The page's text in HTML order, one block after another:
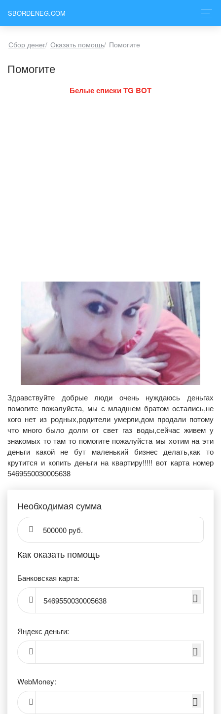
SBORDENEG.COM
Сбор денег/ Оказать помощь/ Помогите
Помогите
Белые списки TG BOT
Здравствуйте добрые люди очень нуждаюсь деньгах
помогите пожалуйста, мы с младшем братом остались,не
кого нет из родных,родители умерли,дом продали потому
что много было долги от свет газ воды,сейчас живем у
знакомых то там то помогите пожалуйста мы хотим на эти
деньги какой не бут маленький бизнес делать,как то
крутится и копить деньги на квартиру!!!!! вот карта номер
5469550030005638
Необходимая сумма
500000 руб.
Как оказать помощь
Банковская карта:
5469550030005638
Яндекс деньги:
WebMoney: